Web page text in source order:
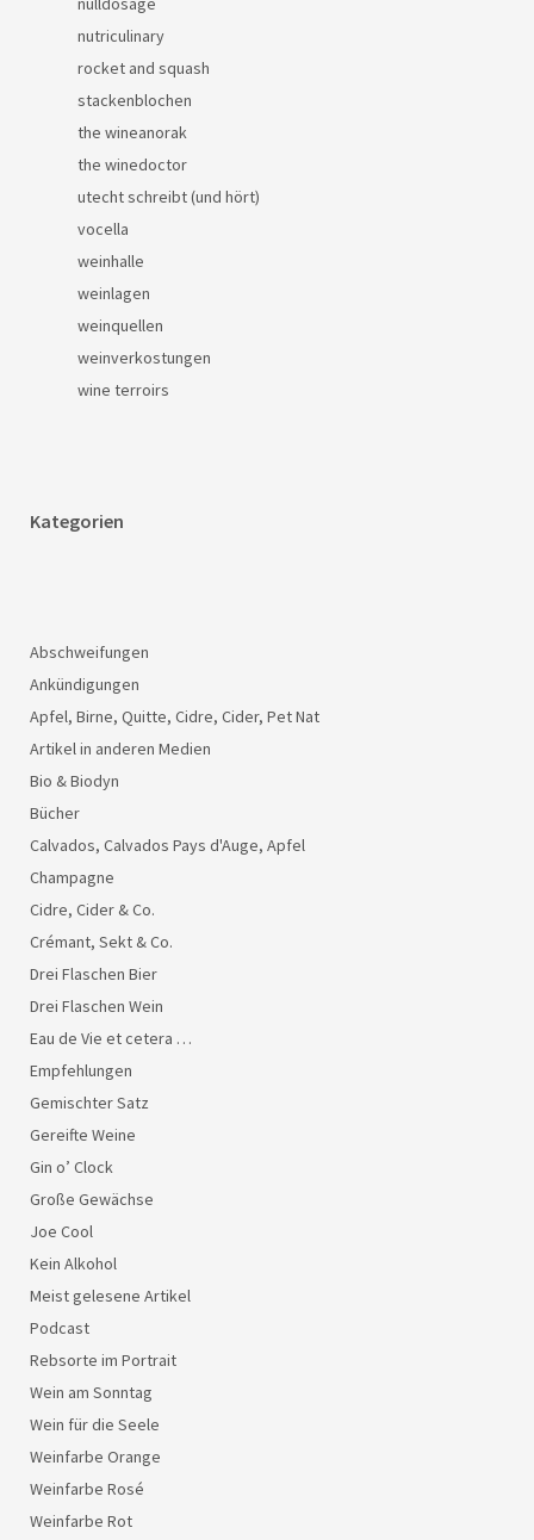
nutriculinary
rocket and squash
stackenblochen
the wineanorak
the winedoctor
utecht schreibt (und hört)
vocella
weinhalle
weinlagen
weinquellen
weinverkostungen
wine terroirs
Kategorien
Abschweifungen
Ankündigungen
Apfel, Birne, Quitte, Cidre, Cider, Pet Nat
Artikel in anderen Medien
Bio & Biodyn
Bücher
Calvados, Calvados Pays d'Auge, Apfel
Champagne
Cidre, Cider & Co.
Crémant, Sekt & Co.
Drei Flaschen Bier
Drei Flaschen Wein
Eau de Vie et cetera …
Empfehlungen
Gemischter Satz
Gereifte Weine
Gin o’ Clock
Große Gewächse
Joe Cool
Kein Alkohol
Meist gelesene Artikel
Podcast
Rebsorte im Portrait
Wein am Sonntag
Wein für die Seele
Weinfarbe Orange
Weinfarbe Rosé
Weinfarbe Rot